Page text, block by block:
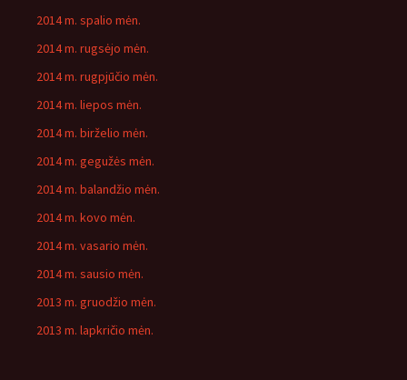
2014 m. spalio mėn.
2014 m. rugsėjo mėn.
2014 m. rugpjūčio mėn.
2014 m. liepos mėn.
2014 m. birželio mėn.
2014 m. gegužės mėn.
2014 m. balandžio mėn.
2014 m. kovo mėn.
2014 m. vasario mėn.
2014 m. sausio mėn.
2013 m. gruodžio mėn.
2013 m. lapkričio mėn.